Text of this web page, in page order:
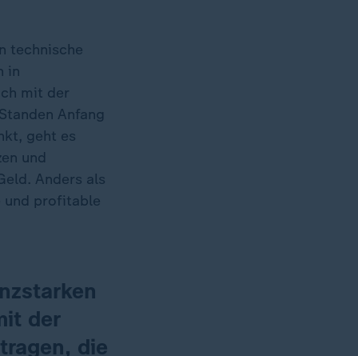
technische
in
mit der
Anfang
geht es
und
Anders als
und profitable
der
die